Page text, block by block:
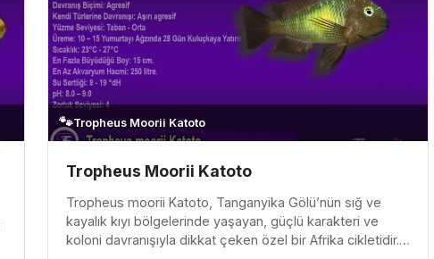
🐾Tropheus Moorii Katoto
Tropheus Moorii Katoto
Tropheus moorii Katoto, Tanganyika Gölü’nün sığ ve
kayalık kıyı bölgelerinde yaşayan, güçlü karakteri ve
koloni davranışıyla dikkat çeken özel bir Afrika cikletidir.